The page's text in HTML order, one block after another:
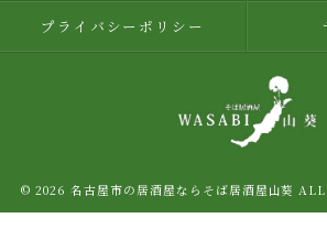
プライバシーポリシー
© 2026 名古屋市の居酒屋ならそば居酒屋山葵